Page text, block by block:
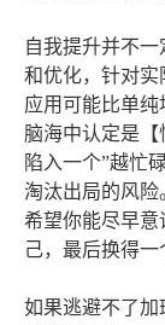
自我提升并不
和优化，针对实
应用可能比单
脑海中认定是
陷入一个”越忙
淘汰出局的风险
希望你能尽早意
己，最后换得一
如果逃避不了加